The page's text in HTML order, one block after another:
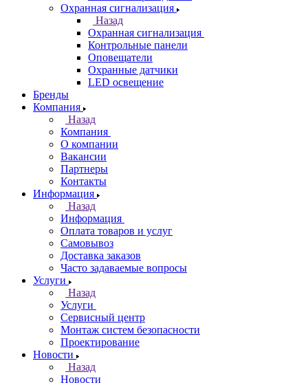
Охранная сигнализация
Назад
Охранная сигнализация
Контрольные панели
Оповещатели
Охранные датчики
LED освещение
Бренды
Компания
Назад
Компания
О компании
Вакансии
Партнеры
Контакты
Информация
Назад
Информация
Оплата товаров и услуг
Самовывоз
Доставка заказов
Часто задаваемые вопросы
Услуги
Назад
Услуги
Сервисный центр
Монтаж систем безопасности
Проектирование
Новости
Назад
Новости